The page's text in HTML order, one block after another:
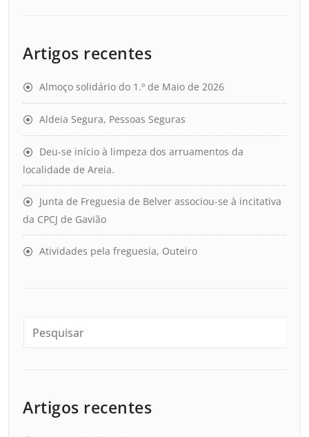
Artigos recentes
Almoço solidário do 1.º de Maio de 2026
Aldeia Segura, Pessoas Seguras
Deu-se início à limpeza dos arruamentos da
localidade de Areia.
Junta de Freguesia de Belver associou-se à incitativa
da CPCJ de Gavião
Atividades pela freguesia, Outeiro
Artigos recentes